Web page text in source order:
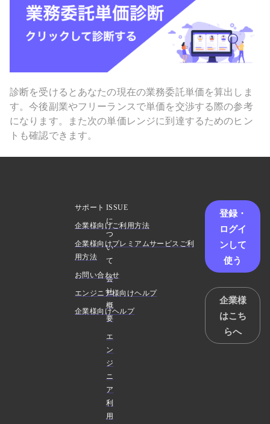
診断を受けるとあなたの現在の業務委託単価を算出しま
す。今後副業やフリーランスで単価を交渉する際の参考
になります。また次の単価レンジに到達するためのヒン
トも確認できます。
ISSUE
に
つ
い
て
会
社
概
要
エ
ン
ジ
ニ
ア
利
用
サポート
企業様向けご利用方法
企業様向けプレミアムサービスご利
用方法
お問い合わせ
エンジニア様向けヘルプ
企業様向けヘルプ
登録・
ログイ
ンして
使う
企業様
はこち
らへ